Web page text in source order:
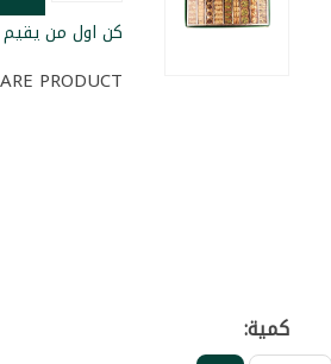
كن اول من يقيم
PRODUCT
كمية: